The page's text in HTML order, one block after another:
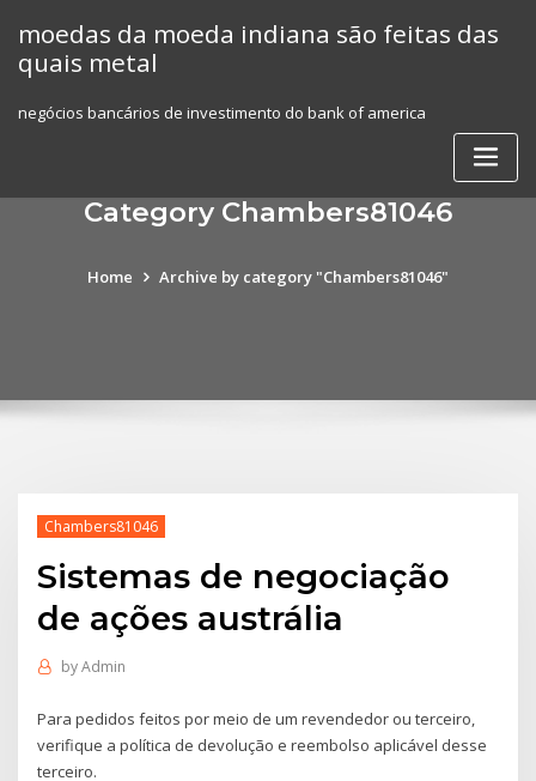
content
moedas da moeda indiana são feitas das
quais metal
negócios bancários de investimento do bank of america
Category Chambers81046
Home Archive by category "Chambers81046"
Chambers81046
Sistemas de negociação
de ações austrália
byAdmin
Para pedidos feitos por meio de um revendedor ou terceiro,
verifique a política de devolução e reembolso aplicável desse
terceiro.